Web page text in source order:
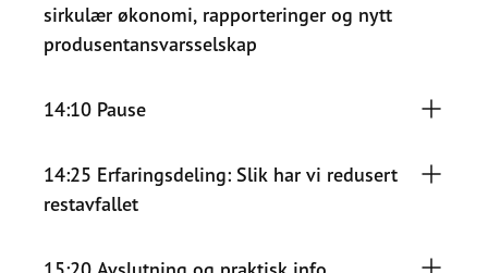
sirkulær økonomi, rapporteringer og nytt
produsentansvarsselskap
14:10 Pause
14:25 Erfaringsdeling: Slik har vi redusert
restavfallet